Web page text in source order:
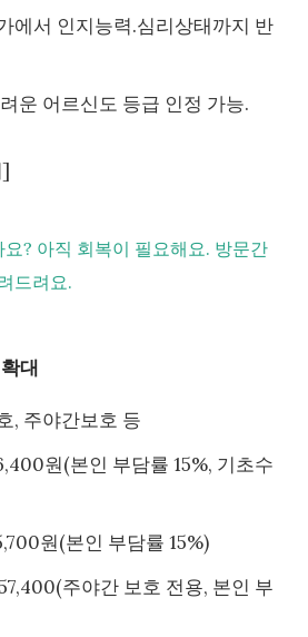
에서 인지능력.심리상태까지 반
운 어르신도 등급 인정 가능.
? 아직 회복이 필요해요. 방문간
드려요.
대
, 주야간보호 등
원(본인 부담률 15%, 기초수
원(본인 부담률 15%)
주야간 보호 전용, 본인 부